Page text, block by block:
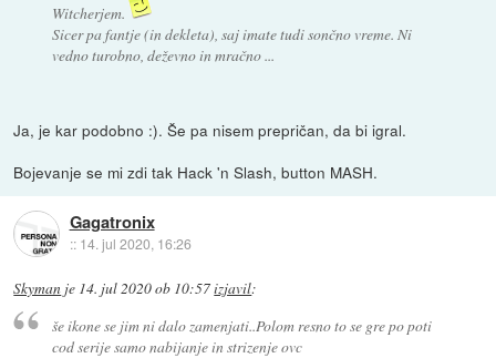
Witcherjem.
Sicer pa fantje (in dekleta), saj imate tudi sončno vreme. Ni
vedno turobno, deževno in mračno ...
Ja, je kar podobno :). Še pa nisem prepričan, da bi igral.
Bojevanje se mi zdi tak Hack 'n Slash, button MASH.
Gagatronix
:: 14. jul 2020, 16:26
Skyman je 14. jul 2020 ob 10:57izjavil:
še ikone se jim ni dalo zamenjati..Polom resno to se gre po poti
cod serije samo nabijanje in strizenje ovc